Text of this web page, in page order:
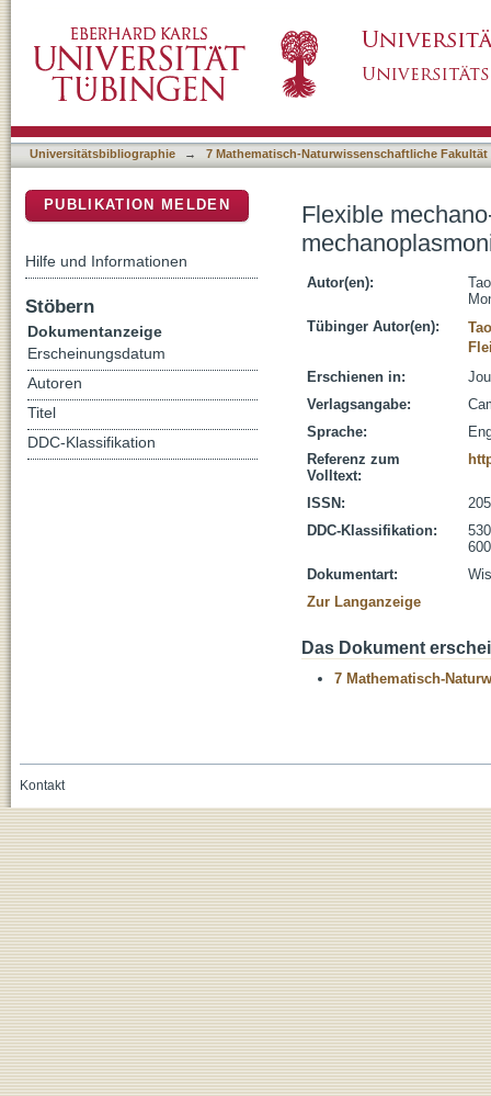
applications, and prospects
Universitätsbibliographie → 7 Mathematisch-Naturwissenschaftliche Fakultät
Flexible
Autor(en):
Tübinger Autor(en):
Erschienen in:
Verlagsangabe:
Sprache:
Referenz zum
Volltext:
ISSN:
DDC-Klassifikation:
Dokumentart:
Zur Langanzeige
Das Dokument
7 Mathematisch-
PUBLIKATION MELDEN
Hilfe und Informationen
Stöbern
Dokumentanzeige
Erscheinungsdatum
Autoren
Titel
DDC-Klassifikation
Kontakt